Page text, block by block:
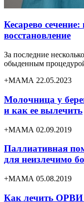
Кесарево
восстановление
За последние
обыденным
+МАМА 22.05.2023
Молочница у
и как ее вылечить
+МАМА 02.09.2019
Паллиативная
для неизлечимо
+МАМА 05.08.2019
Как лечить ОРВИ